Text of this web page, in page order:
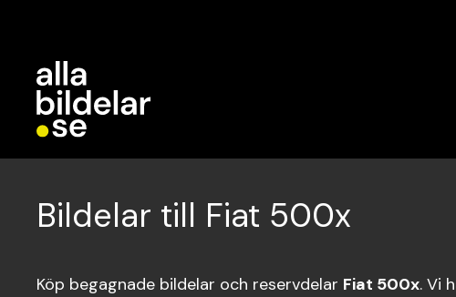
Bildelar till Fiat 500x
Köp begagnade bildelar och reservdelar Fiat 500x. Vi